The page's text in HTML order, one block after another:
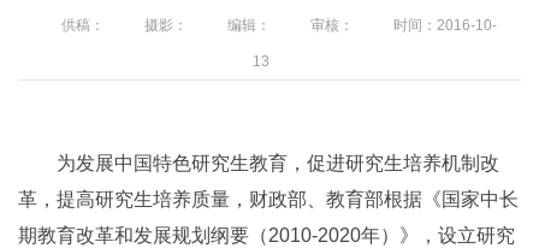
供稿： 摄影： 编辑： 审核： 时间：2016-10-
13
为发展中国特色研究生教育，促进研究生培养机制改
革，提高研究生培养质量，财政部、教育部根据《国家中长
期教育改革和发展规划纲要（2010-2020年）》，设立研究